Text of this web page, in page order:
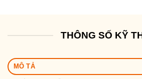
THÔNG SỐ KỸ
MÔ TẢ